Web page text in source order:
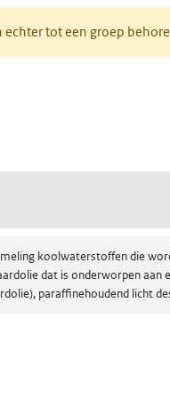
tot een groep
koolwaterstoffen die
dat is onderworpen
paraffinehoudend licht